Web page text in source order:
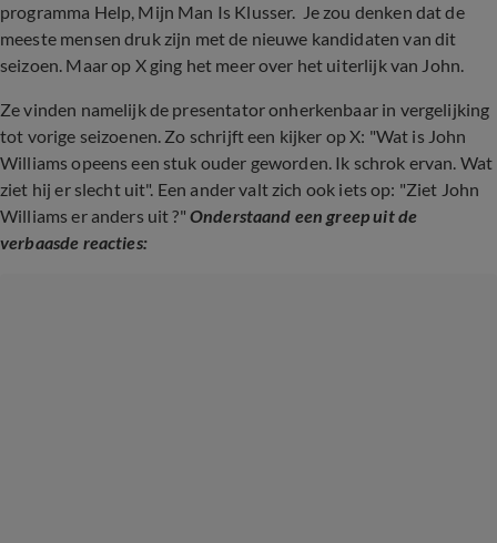
programma Help, Mijn Man Is Klusser. Je zou denken dat de
meeste mensen druk zijn met de nieuwe kandidaten van dit
seizoen. Maar op X ging het meer over het uiterlijk van John.
Ze vinden namelijk de presentator onherkenbaar in vergelijking
tot vorige seizoenen. Zo schrijft een kijker op X: "Wat is John
Williams opeens een stuk ouder geworden. Ik schrok ervan. Wat
ziet hij er slecht uit". Een ander valt zich ook iets op: "Ziet John
Williams er anders uit ?" Onderstaand een greep uit de
verbaasde reacties: